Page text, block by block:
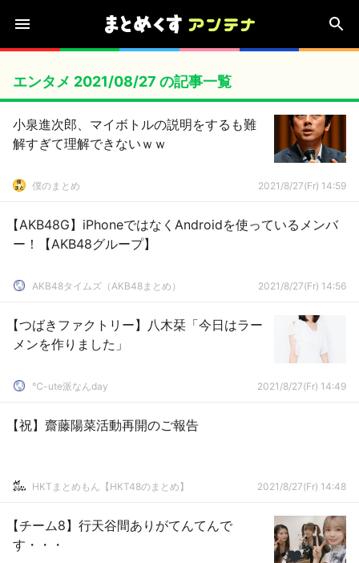
エンタメ 2021/08/27 の記事一覧
小泉進次郎、マイボトルの説明をするも難
解すぎて理解できないｗｗ
僕のまとめ 2021/8/27(Fr) 14:59
【AKB48G】iPhoneではなくAndroidを使っているメンバ
ー！【AKB48グループ】
AKB48タイムズ（AKB48まとめ） 2021/8/27(Fr) 14:56
【つばきファクトリー】八木栞「今日はラー
メンを作りました」
℃-ute派なんday 2021/8/27(Fr) 14:49
【祝】齋藤陽菜活動再開のご報告
HKTまとめもん【HKT48のまとめ】 2021/8/27(Fr) 14:48
【チーム8】行天谷間ありがてんてんで
す・・・